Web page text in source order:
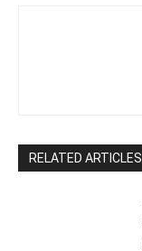
RELATED ARTICLES